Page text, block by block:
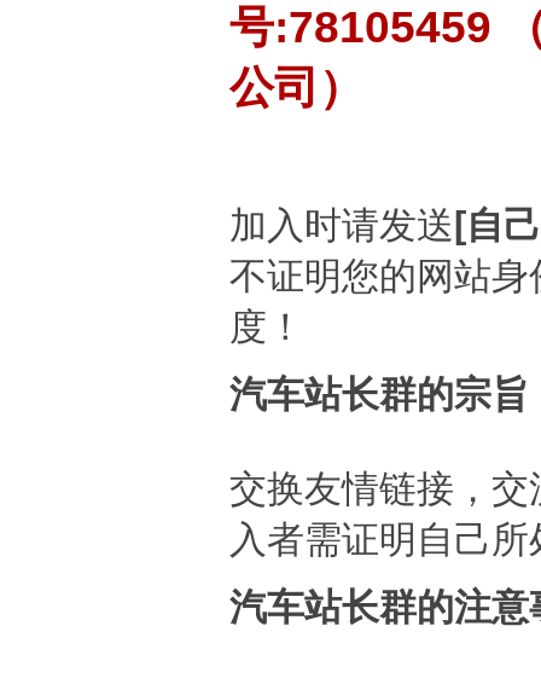
号:78105459
公司）
加入时请发送[自
不证明您的网站
度！
汽车站长群的宗旨
交换友情链接，
入者需证明自己
汽车站长群的注意